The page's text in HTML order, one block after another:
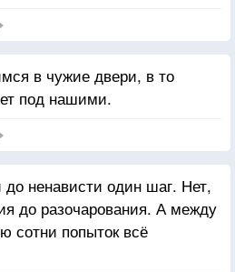
в чужие двери, в то
под нашими.
до ненависти один шаг. Нет,
до разочарования. А между
сотни попыток всё